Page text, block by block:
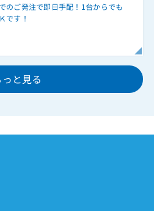
のご発注で即日手配！1台からでも
です！
と見る